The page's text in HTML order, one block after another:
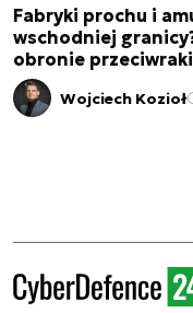
Fabryki prochu i
wschodniej
obronie
Wojciech Kozioł